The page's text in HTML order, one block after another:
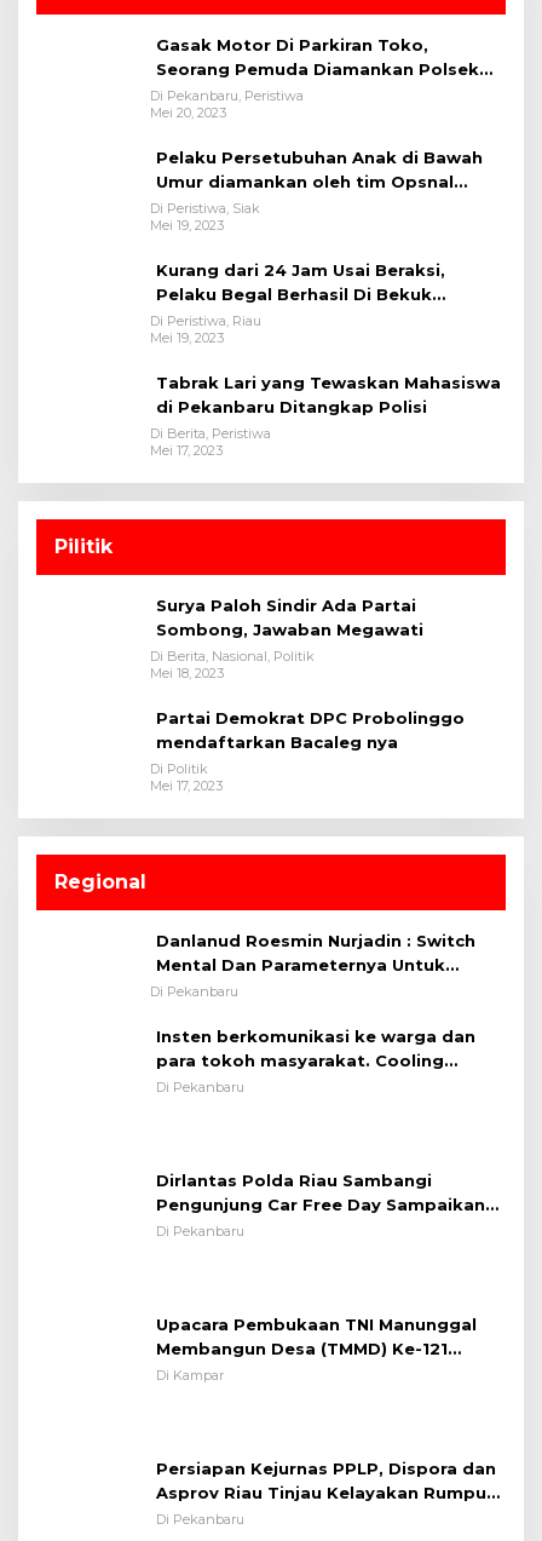
Gasak Motor Di Parkiran Toko,
Seorang Pemuda Diamankan Polsek
Bukit Raya
Di Pekanbaru, Peristiwa
Mei 20, 2023
Pelaku Persetubuhan Anak di Bawah
Umur diamankan oleh tim Opsnal
Polsek Tualang-Polres Siak-Polda Riau
Di Peristiwa, Siak
Mei 19, 2023
Kurang dari 24 Jam Usai Beraksi,
Pelaku Begal Berhasil Di Bekuk
Satreskrim Polres Kuansing
Di Peristiwa, Riau
Mei 19, 2023
Tabrak Lari yang Tewaskan Mahasiswa
di Pekanbaru Ditangkap Polisi
Di Berita, Peristiwa
Mei 17, 2023
Pilitik
Surya Paloh Sindir Ada Partai
Sombong, Jawaban Megawati
Di Berita, Nasional, Politik
Mei 18, 2023
Partai Demokrat DPC Probolinggo
mendaftarkan Bacaleg nya
Di Politik
Mei 17, 2023
Regional
Danlanud Roesmin Nurjadin : Switch
Mental Dan Parameternya Untuk
Melaksanakan ✈
Di Pekanbaru
Insten berkomunikasi ke warga dan
para tokoh masyarakat. Cooling
System OMP LK ²024 Polsek Rumbai,
Di Pekanbaru
Dirlantas Polda Riau Sambangi
Pengunjung Car Free Day Sampaikan
Pesan Edukasi Kamtibmas &
Di Pekanbaru
Upacara Pembukaan TNI Manunggal
Membangun Desa (TMMD) Ke-121
Kodim 0313/KPR Tahun 2024) ?
Di Kampar
Persiapan Kejurnas PPLP, Dispora dan
Asprov Riau Tinjau Kelayakan Rumput
Lapangan Sepakbola
Di Pekanbaru